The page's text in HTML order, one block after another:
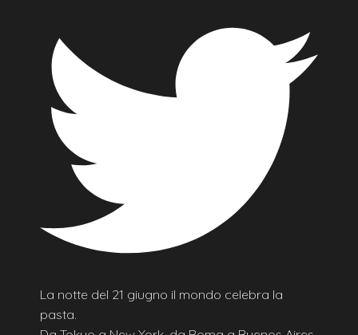
La notte del 21 giugno il mondo celebra la
pasta.